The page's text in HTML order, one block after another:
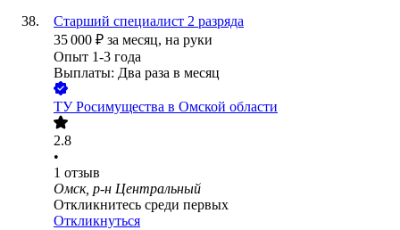
Старший специалист 2 разряда
35 000 ₽ за месяц, на руки
Опыт 1-3 года
Выплаты: Два раза в месяц
ТУ Росимущества в Омской области
2.8
•
1 отзыв
Омск, р-н Центральный
Откликнитесь среди первых
Откликнуться